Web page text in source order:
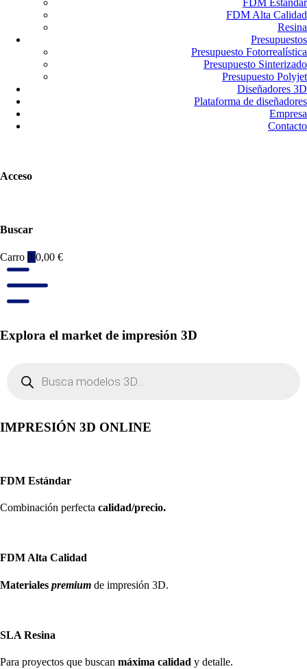
FDM Alta Calidad
Resina
Presupuestos
Presupuesto Fotorrealística
Presupuesto Sinterizado
Presupuesto Polyjet
Diseñadores 3D
Plataforma de diseñadores
Empresa
Contacto
Acceso
Buscar
Carro 0 0,00 €
Explora el market de impresión 3D
productos
IMPRESIÓN 3D ONLINE
FDM Estándar
Combinación perfecta calidad/precio.
FDM Alta Calidad
Materiales premium de impresión 3D.
SLA Resina
Para proyectos que buscan máxima calidad y detalle.